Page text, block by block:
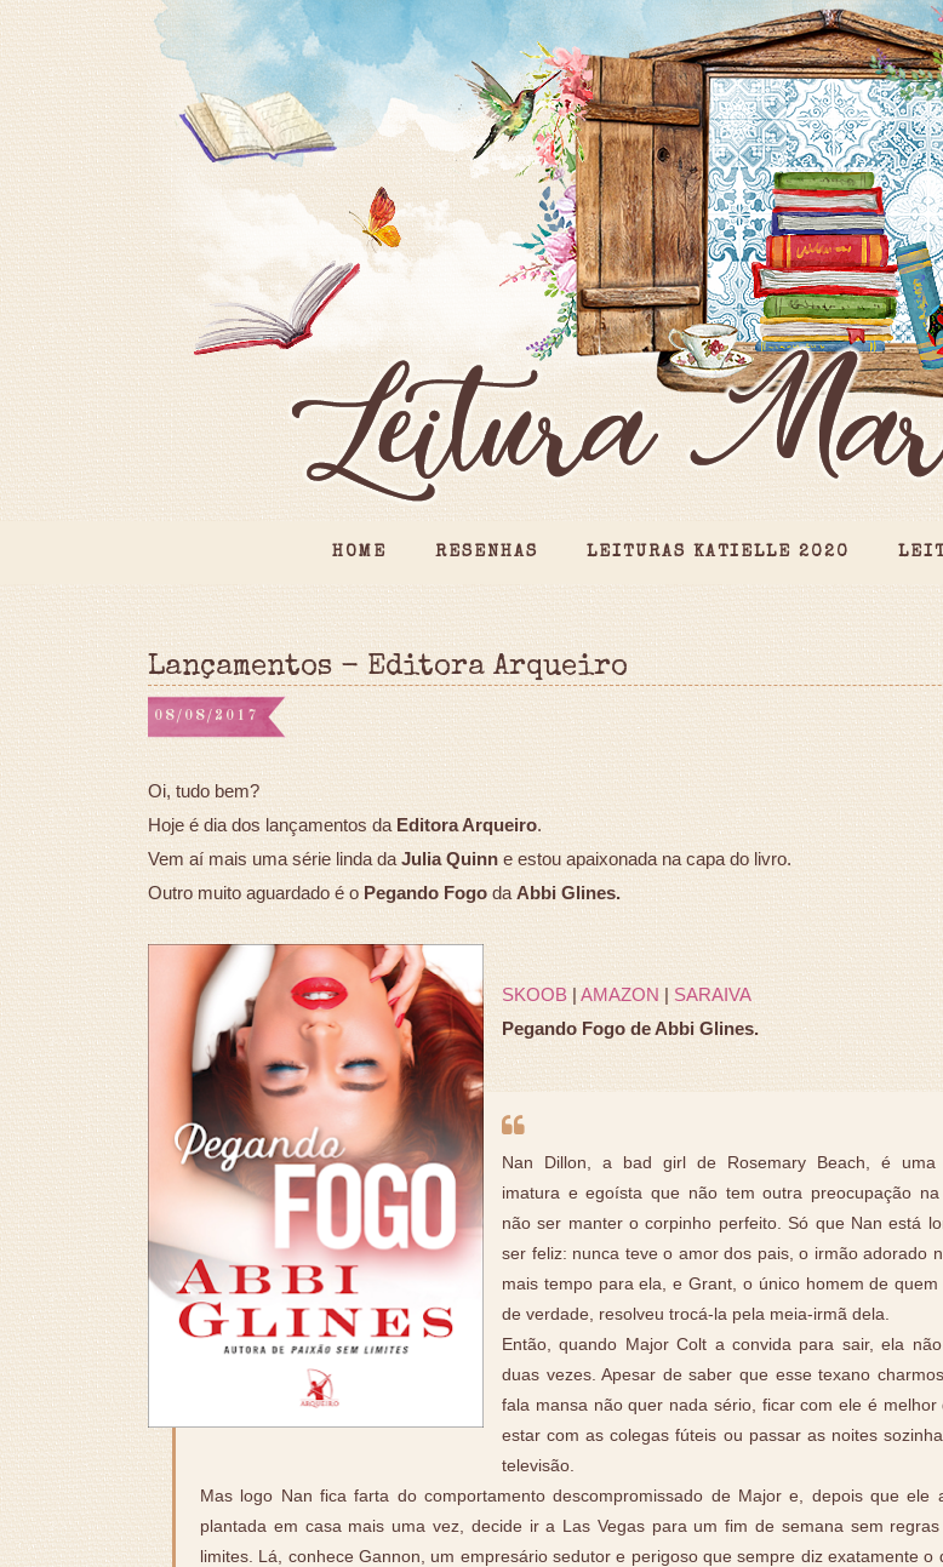
HOME RESENHAS LEITURAS KATIELLE 2020
Lançamentos - Editora Arqueiro
08/08/2017
Oi, tudo bem?
Hoje é dia dos lançamentos da Editora Arqueiro.
Vem aí mais uma série linda da Julia Quinn e estou apaixonada na capa do livro.
Outro muito aguardado é o Pegando FogodaAbbi Glines.
SKOOB| AMAZON|SARAIVA
Pegando Fogo de Abbi Glines.
Nan Dillon, a bad girl de Rosemary Beach, é uma
imatura e egoísta que não tem outra preocupação
não ser manter o corpinho perfeito. Só que Nan está
ser feliz: nunca teve o amor dos pais, o irmão adorado
mais tempo para ela, e Grant, o único homem de quem
de verdade, resolveu trocá-la pela meia-irmã dela.
Então, quando Major Colt a convida para sair, ela
duas vezes. Apesar de saber que esse texano
fala mansa não quer nada sério, ficar com ele é melhor
estar com as colegas fúteis ou passar as noites
televisão.
Mas logo Nan fica farta do comportamento descompromissado de Major e, depois que ele
plantada em casa mais uma vez, decide ir a Las Vegas para um fim de semana sem
limites. Lá, conhece Gannon, um empresário sedutor e perigoso que sempre diz exatamente o